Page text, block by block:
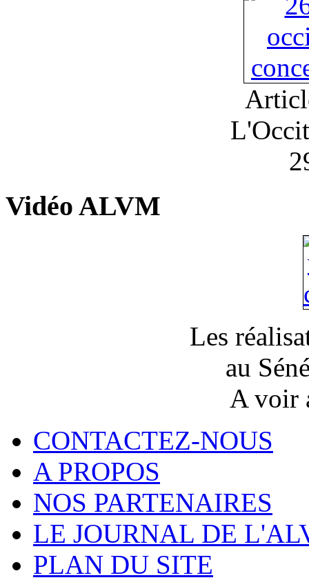
Vidéo ALVM
Les
au
A voir
CONTACTEZ-NOUS
A PROPOS
NOS PARTENAIRES
LE JOURNAL DE
PLAN DU SITE